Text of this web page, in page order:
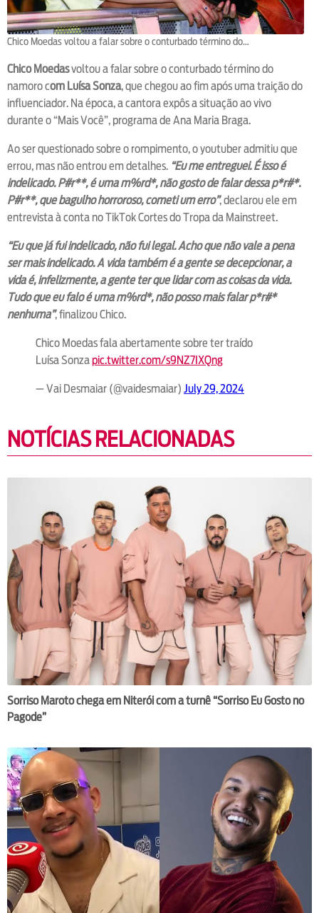
Chico Moedas voltou a falar sobre o conturbado término do…
Chico Moedasvoltou a falar sobre o conturbado término do
namoro com Luísa Sonza, que chegou ao fim após uma traição do
influenciador. Na época, a cantora expôs a situação ao vivo
durante o “Mais Você”, programa de Ana Maria Braga.
Ao ser questionado sobre o rompimento, o youtuber admitiu que
errou, mas não entrou em detalhes. “Eu me entreguei. É isso é
indelicado. P#r**, é uma m%rd*, não gosto de falar dessa p*r#*.
P#r**, que bagulho horroroso, cometi um erro”, declarou ele em
entrevista à conta no TikTok Cortes do Tropa da Mainstreet.
“Eu que já fui indelicado, não fui legal. Acho que não vale a pena
ser mais indelicado. A vida também é a gente se decepcionar, a
vida é, infelizmente, a gente ter que lidar com as coisas da vida.
Tudo que eu falo é uma m%rd*, não posso mais falar p*r#*
nenhuma”, finalizou Chico.
Chico Moedas fala abertamente sobre ter traído
Luísa Sonzapic.twitter.com/s9NZ7IXQng
— Vai Desmaiar (@vaidesmaiar) July 29, 2024
NOTÍCIAS RELACIONADAS
Sorriso Maroto chega em Niterói com a turnê “Sorriso Eu Gosto no
Pagode”